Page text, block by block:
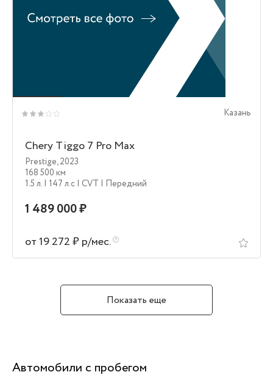
Казань
Chery Tiggo 7 Pro Max
Prestige,2023
168 500 км
1.5 л. | 147 л.c | CVT | Передний
1 489 000 ₽
от 19 272 ₽ р/мес.
Показать еще
Автомобили с пробегом